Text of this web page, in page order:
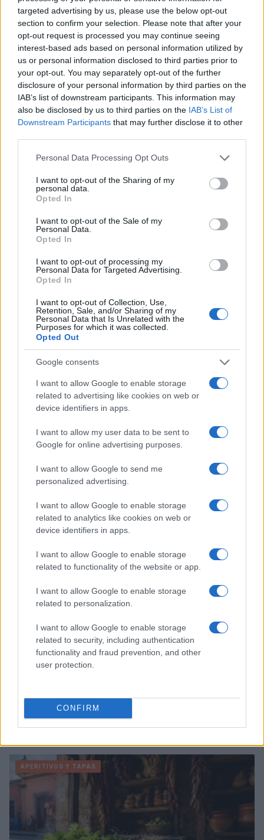
targeted advertising by us, please use the below opt-out
section to confirm your selection. Please note that after your
opt-out request is processed you may continue seeing
interest-based ads based on personal information utilized by
us or personal information disclosed to third parties prior to
your opt-out. You may separately opt-out of the further
disclosure of your personal information by third parties on the
IAB’s list of downstream participants. This information may
also be disclosed by us to third parties on the IAB’s List of
Downstream Participants that may further disclose it to other
Please note that this website/app uses one or more Google
not limited to your visit or usage behaviour. You may click to
grant or deny consent to Google and its third-party tags to
use your data for below specified purposes in below Google
consent section.
Personal Data Processing Opt Outs
I want to opt-out of the Sharing of my
personal data.
Opted In
I want to opt-out of the Sale of my
Personal Data.
Opted In
I want to opt-out of processing my
Personal Data for Targeted Advertising.
Opted In
I want to opt-out of Collection, Use,
Retention, Sale, and/or Sharing of my
Personal Data that Is Unrelated with the
Purposes for which it was collected.
Opted Out
Google consents
I want to allow Google to enable storage
related to advertising like cookies on web or
device identifiers in apps.
I want to allow my user data to be sent to
Google for online advertising purposes.
I want to allow Google to send me
personalized advertising.
I want to allow Google to enable storage
related to analytics like cookies on web or
device identifiers in apps.
I want to allow Google to enable storage
related to functionality of the website or app.
I want to allow Google to enable storage
related to personalization.
I want to allow Google to enable storage
related to security, including authentication
functionality and fraud prevention, and other
user protection.
CONFIRM
internacionales, hay algo para todos los gustos. Así
que, prepárate para disfrutar de un día inolvidable
con tus seres queridos.
AUTOR
María Vázquez
María Vázquez, zaragozana de 38 años con
gafas y mirada analítica, rememora haber
cubierto la crecida del Ebro en 2015 desde la
y contexto en cada pieza; es licenciada en
Historia por la Universidad de Zaragoza y
mantiene una columna semanal sobre vida
urbana y políticas públicas.
Sigue leyendo
APERITIVOS Y TAPAS
Ideas creativas de tapas para acompañar vermut y
bebidas sin alcohol
APERITIVOS Y TAPAS